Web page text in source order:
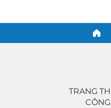
TRANG